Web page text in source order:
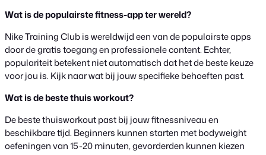
Wat is de populairste fitness-app ter wereld?
Nike Training Club is wereldwijd een van de populairste apps
door de gratis toegang en professionele content. Echter,
populariteit betekent niet automatisch dat het de beste keuze
voor jou is. Kijk naar wat bij jouw specifieke behoeften past.
Wat is de beste thuis workout?
De beste thuisworkout past bij jouw fitnessniveau en
beschikbare tijd. Beginners kunnen starten met bodyweight
oefeningen van 15-20 minuten, gevorderden kunnen kiezen